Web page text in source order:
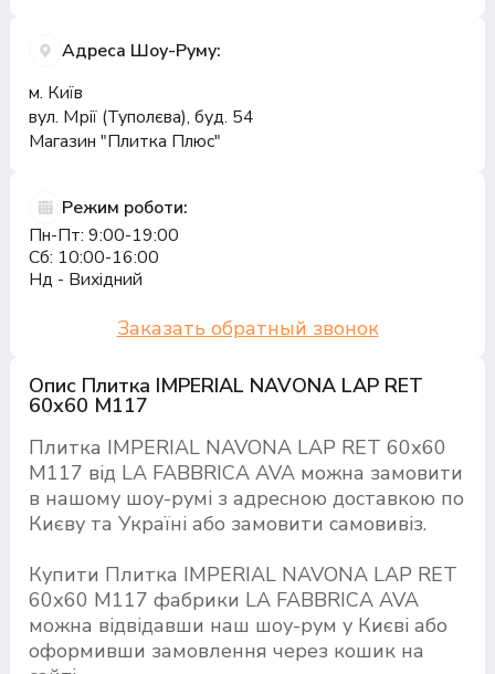
Опис Плитка IMPERIAL NAVONA LAP RET
60х60 M117
Плитка IMPERIAL NAVONA LAP RET 60х60
M117 від LA FABBRICA AVA можна замовити
в нашому шоу-румі з адресною доставкою по
Києву та Україні або замовити самовивіз.
Купити Плитка IMPERIAL NAVONA LAP RET
60х60 M117 фабрики LA FABBRICA AVA
можна відвідавши наш шоу-рум у Києві або
оформивши замовлення через кошик на
Адреса Шоу-Руму:
м. Київ
вул. Мрії (Туполєва), буд. 54
Магазин "Плитка Плюс"
Режим роботи:
Пн-Пт: 9:00-19:00
Сб: 10:00-16:00
Нд - Вихідний
Заказать обратный звонок